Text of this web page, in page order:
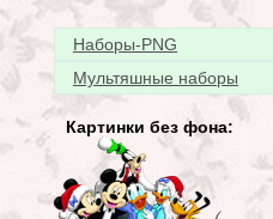
Наборы-PNG
Мультяшные наборы
Картинки без фона: